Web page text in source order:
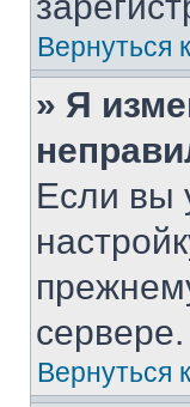
Вернуться
» Я
Если вы
Вернуться